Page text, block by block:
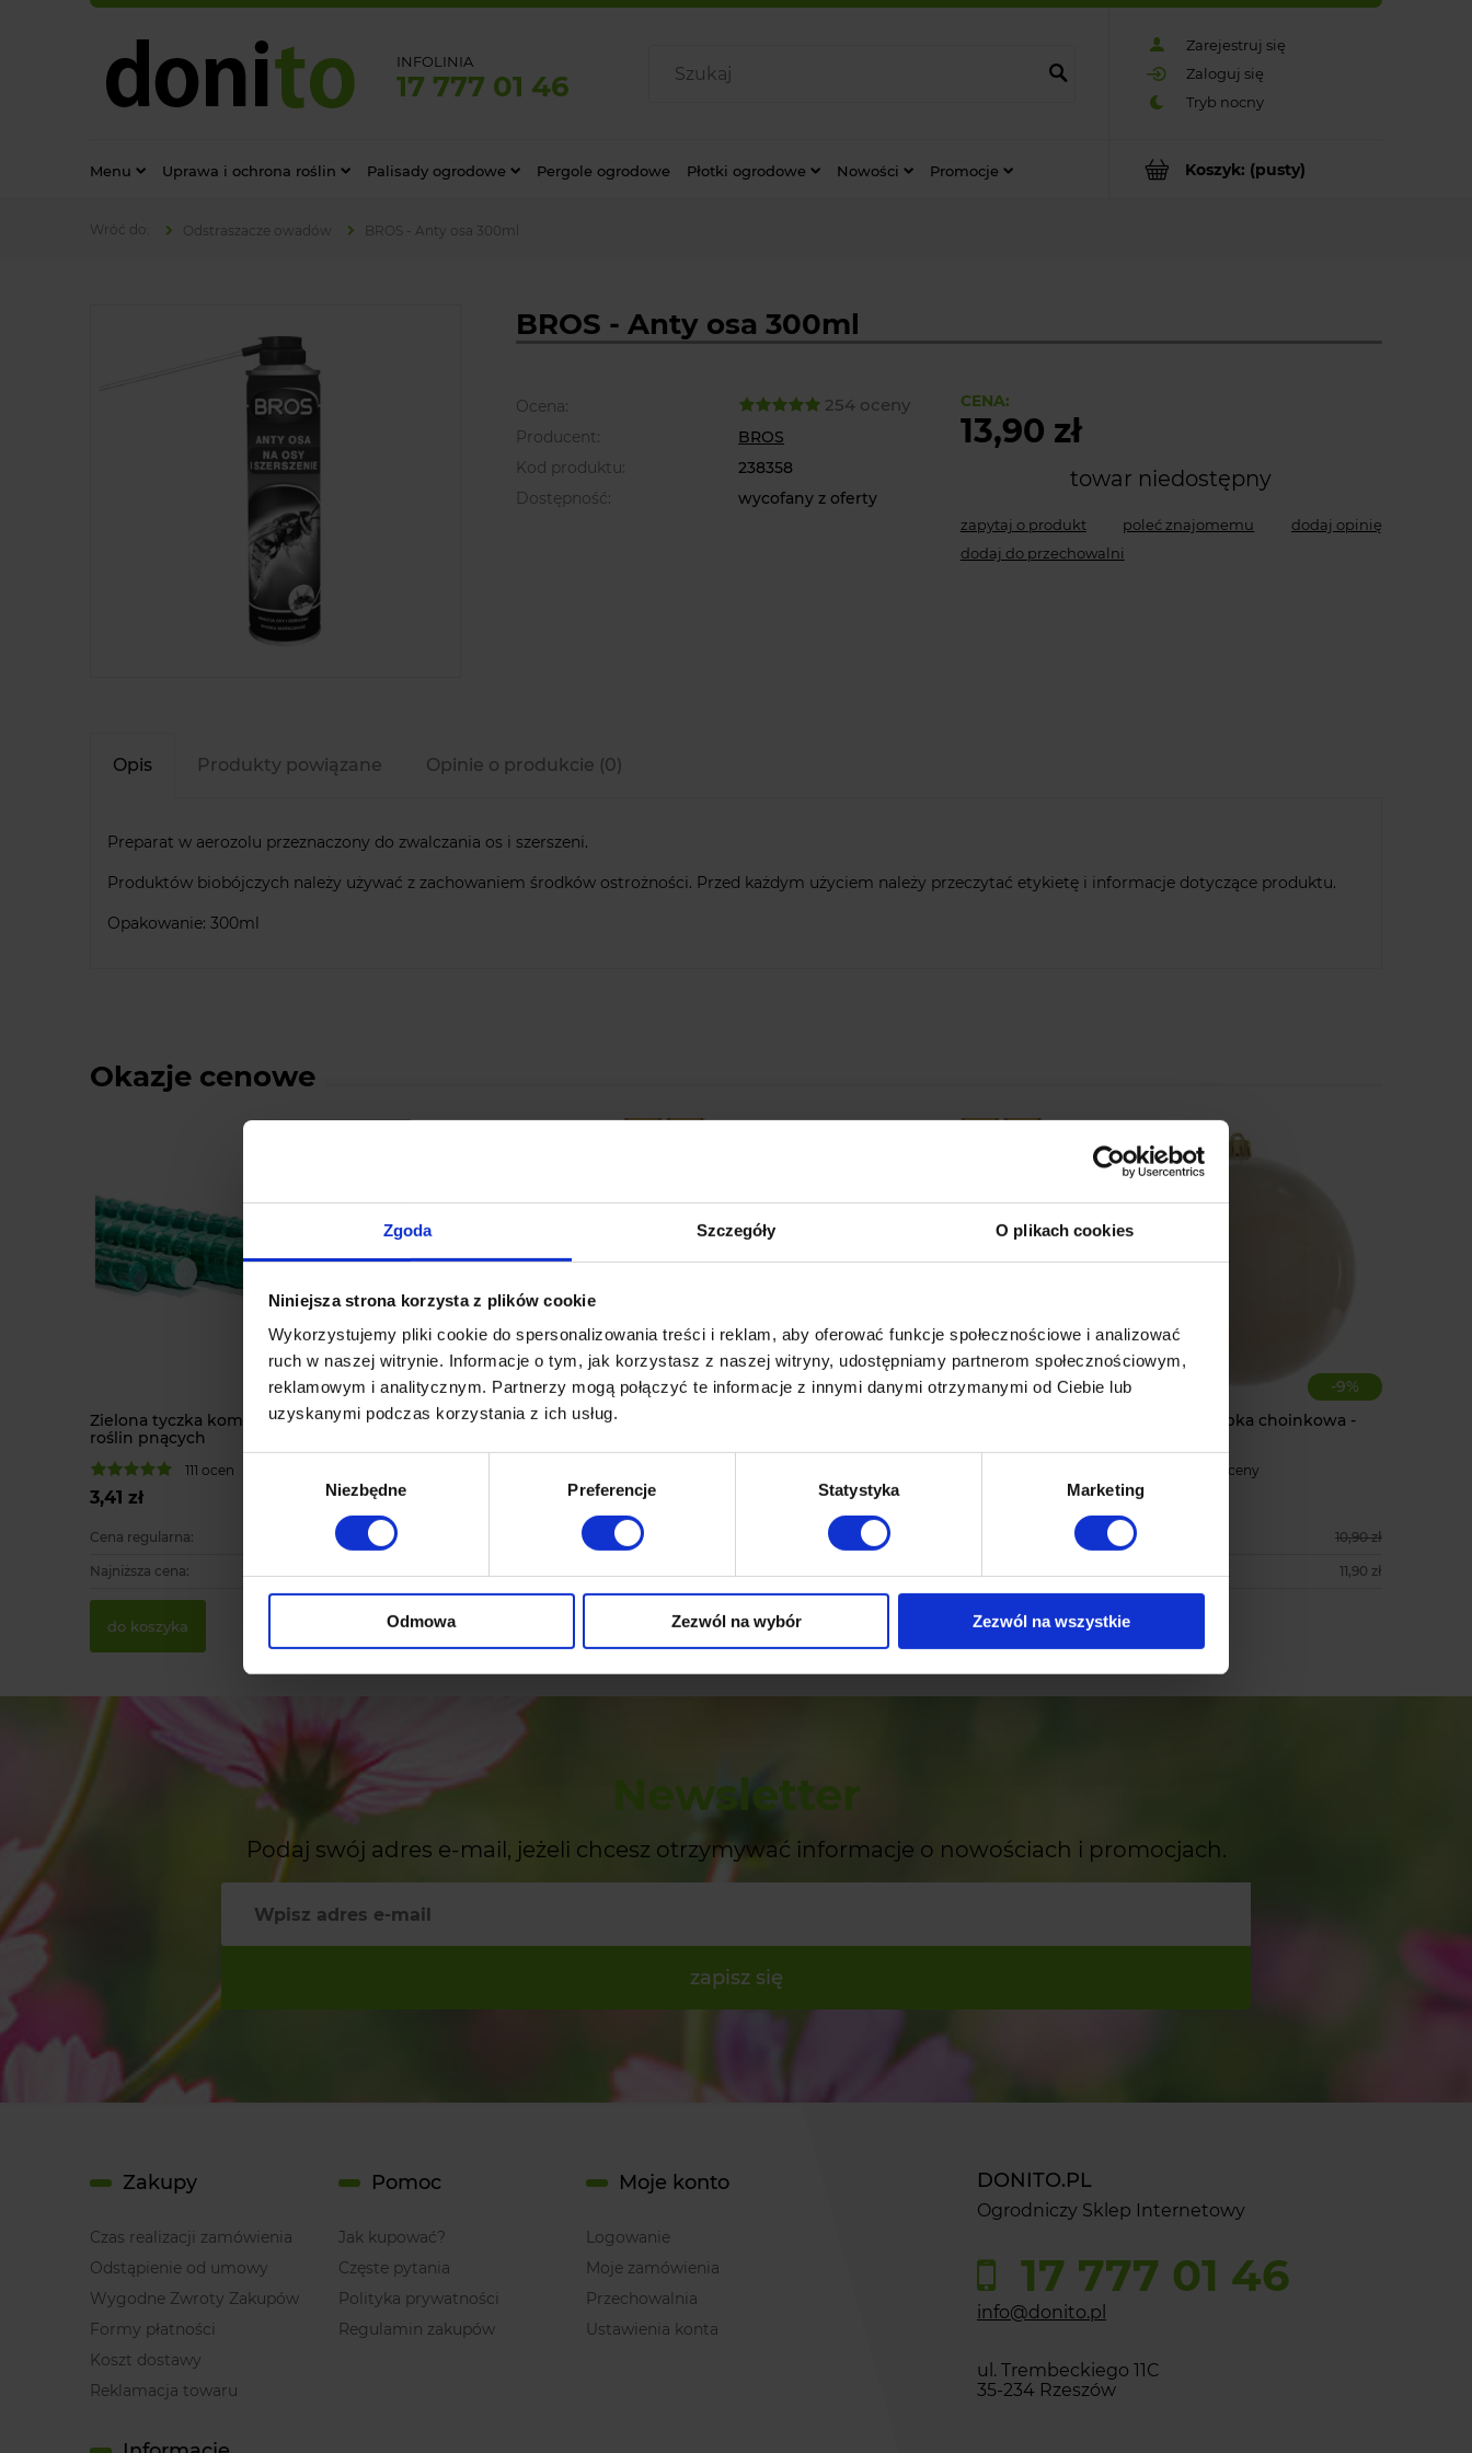
Zgoda Szczegóły O plikach cookies
Niniejsza strona korzysta z plików cookie
Wykorzystujemy pliki cookie do spersonalizowania treści i reklam, aby oferować funkcje społecznościowe i analizować
ruch w naszej witrynie. Informacje o tym, jak korzystasz z naszej witryny, udostępniamy partnerom społecznościowym,
reklamowym i analitycznym. Partnerzy mogą połączyć te informacje z innymi danymi otrzymanymi od Ciebie lub
uzyskanymi podczas korzystania z ich usług.
Niezbędne Preferencje Statystyka Marketing
Odmowa Zezwól na wybór Zezwól na wszystkie
Zarejestruj się
Zaloguj się
INFOLINIA
17 777 01 46
Koszyk: (pusty)
Menu Uprawa i ochrona roślin Palisady ogrodowe Pergole ogrodowe Płotki ogrodowe Nowości Promocje
Odstraszacze owadów BROS - Anty osa 300ml
BROS - Anty osa 300ml
Ocena: 254 oceny
Producent:
BROS
Kod produktu:
238358
Dostępność:
wycofany z oferty
CENA:
13,90 zł
towar niedostępny
zapytaj o produkt poleć znajomemu
dodaj opinię
dodaj do przechowalni
Opis Produkty powiązane Opinie o produkcie (0)
Preparat w aerozolu przeznaczony do zwalczania os i szerszeni.
Produktów biobójczych należy używać z zachowaniem środków ostrożności. Przed każdym użyciem należy przeczytać etykietę i informacje dotyczące produktu.
Opakowanie: 300ml
Okazje cenowe
-10%
Zielona tyczka kompozytowa do
roślin pnących
111 ocen
3,41 zł
Cena regularna: 3,79 zł
Najniższa cena:
do koszyka
-17%
Duża Czerwona bombka
do koszyka
-17%
9,90 zł
Cena regularna:
do koszyka
-9%
Duża Biała bombka choinkowa -
212 oceny
9,90 zł
Cena regularna: 10,90 zł
11,90 zł
do koszyka
Newsletter
Podaj swój adres e-mail, jeżeli chcesz otrzymywać informacje o nowościach i promocjach.
zapisz się
DONITO.PL
Ogrodniczy Sklep Internetowy
17 777 01 46
info@donito.pl
ul. Trembeckiego 11C
35-234 Rzeszów
Zakupy
Czas realizacji zamówienia
Odstąpienie od umowy
Wygodne Zwroty Zakupów
Formy płatności
Koszt dostawy
Reklamacja towaru
Pomoc
Jak kupować?
Częste pytania
Polityka prywatności
Regulamin zakupów
Moje konto
Logowanie
Moje zamówienia
Przechowalnia
Ustawienia konta